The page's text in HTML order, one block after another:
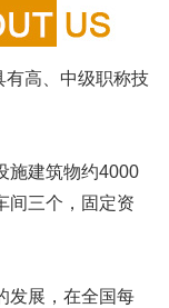
有高、中级职称技
建筑物约4000
间三个，固定资
展，在全国每